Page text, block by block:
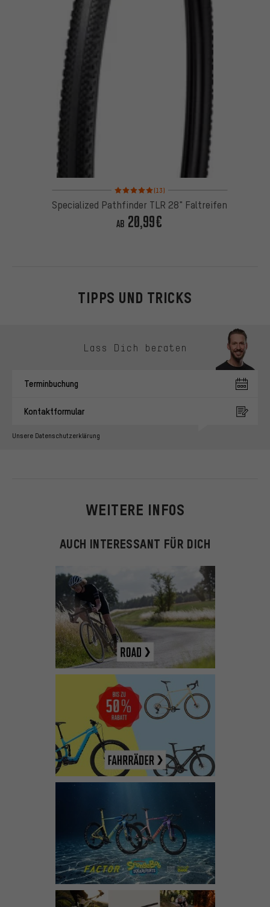
Bewertungen: 5 von 5 basierend auf 13
(13)
Specialized Pathfinder TLR 28" Faltreifen
AB 20,99€
TIPPS UND TRICKS
Lass Dich beraten
Terminbuchung
Kontaktformular
Unsere Datenschutzerklärung
WEITERE INFOS
AUCH INTERESSANT FÜR DICH